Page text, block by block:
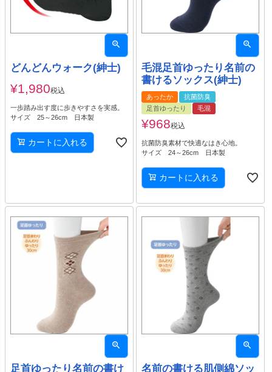
どんどんウォーク(紳士)
¥1,980税込
一歩踏み出す度に歩きやすさを実感。
サイズ 25～26cm 日本製
カートに入れる
毛混足首ゆったり名前の
書けるソックス(紳士)
あったか
抗菌防臭
足首ゆったり
毛混
¥968税込
抗菌防臭素材で快適なはき心地。
サイズ 24～26cm 日本製
カートに入れる
足首ゆったり名前の書け 名前の書ける肌側綿ソッ